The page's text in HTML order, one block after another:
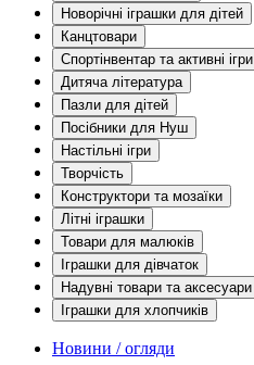
Новорічні іграшки для дітей
Канцтовари
Спортінвентар та активні ігри
Дитяча література
Пазли для дітей
Посібники для Нуш
Настільні ігри
Творчість
Конструктори та мозаїки
Літні іграшки
Товари для малюків
Іграшки для дівчаток
Надувні товари та аксесуари
Іграшки для хлопчиків
Новини / огляди